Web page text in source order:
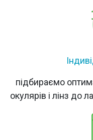
підбираємо
окулярів і лінз до